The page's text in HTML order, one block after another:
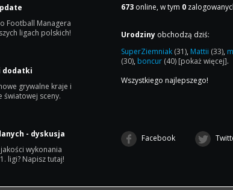
Football Managera
ligach polskich!
dodatki
grywalne kraje i
światowej sceny.
- dyskusja
wykonania
ligi? Napisz tutaj!
673 online, w tym 0
Urodziny obchodzą dziś:
SuperZiemniak (31), Mattii (33),
(30), boncur (40) [pokaż więcej].
Wszystkiego najlepszego!
Facebook